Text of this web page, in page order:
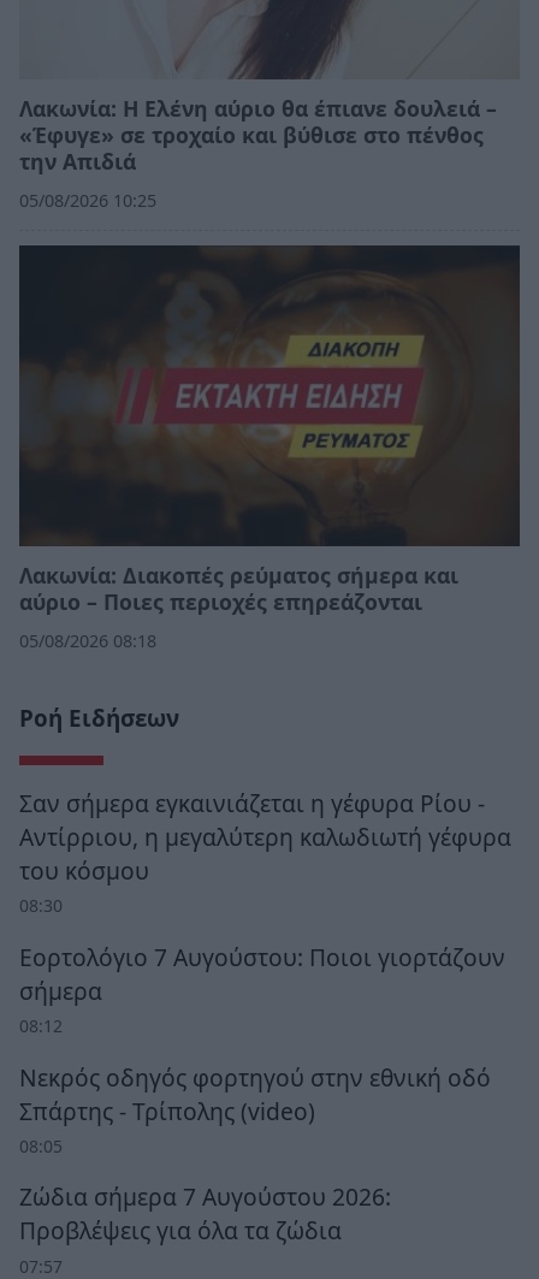
Λακωνία: Η Ελένη αύριο θα έπιανε δουλειά –
«Έφυγε» σε τροχαίο και βύθισε στο πένθος
την Απιδιά
05/08/2026 10:25
Λακωνία: Διακοπές ρεύματος σήμερα και
αύριο – Ποιες περιοχές επηρεάζονται
05/08/2026 08:18
Ροή Ειδήσεων
Σαν σήμερα εγκαινιάζεται η γέφυρα Ρίου -
Αντίρριου, η μεγαλύτερη καλωδιωτή γέφυρα
του κόσμου
08:30
Εορτολόγιο 7 Αυγούστου: Ποιοι γιορτάζουν
σήμερα
08:12
Νεκρός οδηγός φορτηγού στην εθνική οδό
Σπάρτης - Τρίπολης (video)
08:05
Ζώδια σήμερα 7 Αυγούστου 2026:
Προβλέψεις για όλα τα ζώδια
07:57